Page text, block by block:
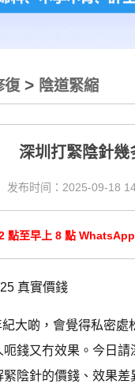
復 > 陰道緊縮
深圳打緊陰針
发布时间：2025-09-18
點至早上 8 點
真實價錢
啲，會覺得私密處
錢又冇效果。今日
陰針的價錢、效果